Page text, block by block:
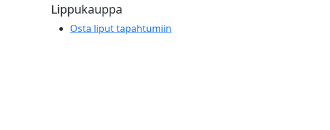
Lippukauppa
Osta liput tapahtumiin